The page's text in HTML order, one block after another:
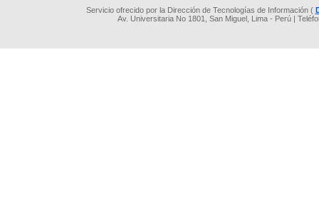
Servicio ofrecido por la Dirección de Tecnologías de Información (
Av. Universitaria No 1801, San Miguel, Lima - Perú |